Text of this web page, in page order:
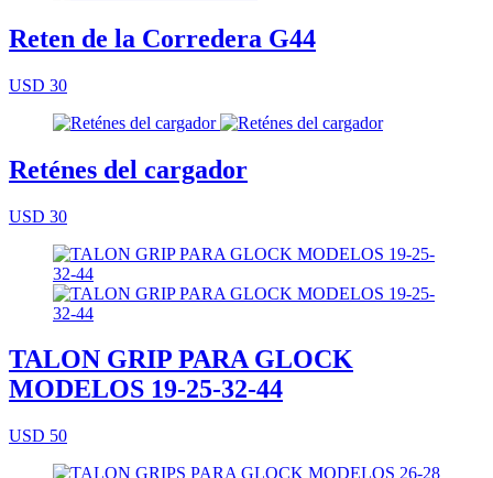
Reten de la Corredera G44
USD 30
Reténes del cargador
USD 30
TALON GRIP PARA GLOCK
MODELOS 19-25-32-44
USD 50